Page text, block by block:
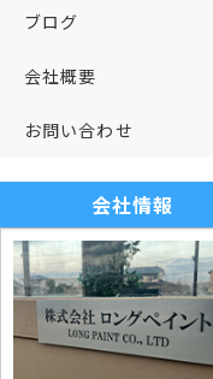
ブログ
会社概要
お問い合わせ
会社情報